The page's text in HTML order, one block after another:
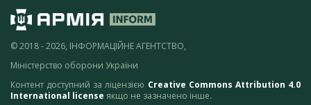
© 2018 - 2026, ІНФОРМАЦІЙНЕ АГЕНТСТВО,
Міністерство оборони України
Контент доступний за ліцензією Creative Commons Attribution 4.0
International license якщо не зазначено інше.